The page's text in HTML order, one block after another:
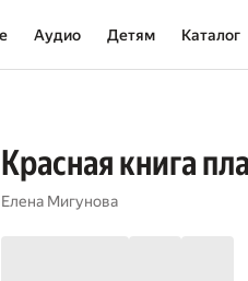
Аудио Детям Каталог
Красная книга
Елена Мигунова